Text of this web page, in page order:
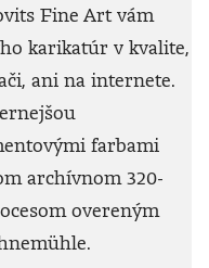
Fine Art vám
karikatúr v kvalite,
ani na internete.
farbami
archívnom 320-
overeným